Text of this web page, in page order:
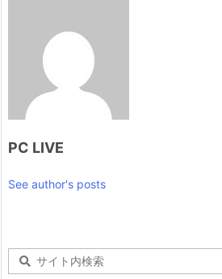
PC LIVE
See author's posts